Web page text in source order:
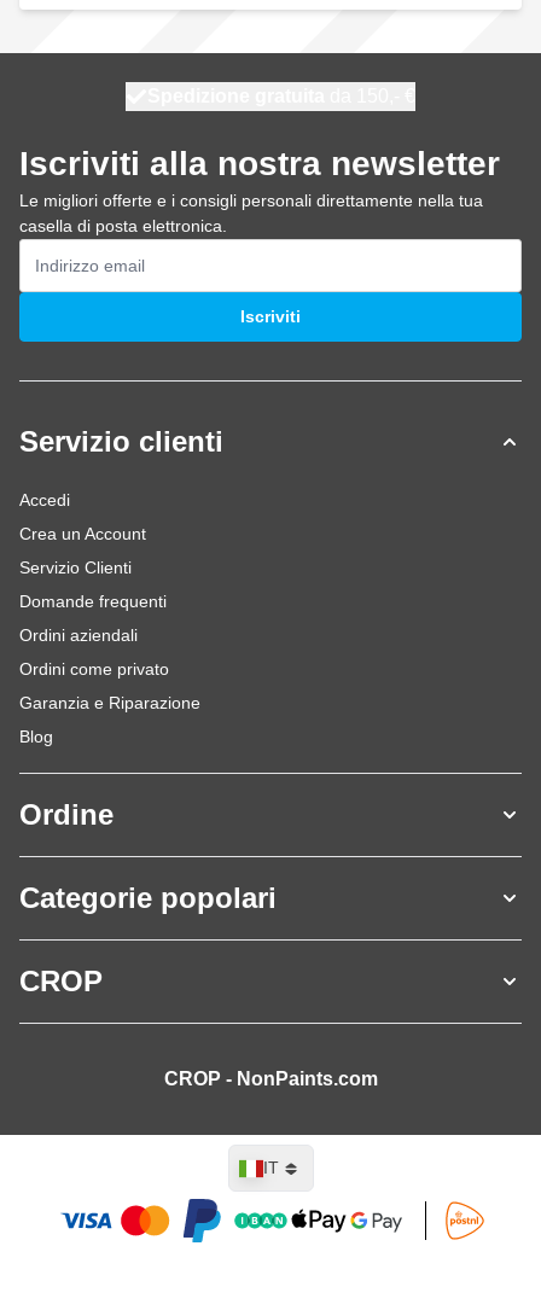
Iscriviti alla nostra newsletter
Le migliori offerte e i consigli personali direttamente nella tua
casella di posta elettronica.
Indirizzo email
Iscriviti
Servizio clienti
Accedi
Crea un Account
Servizio Clienti
Domande frequenti
Ordini aziendali
Ordini come privato
Garanzia e Riparazione
Blog
Ordine
Categorie popolari
CROP
CROP - NonPaints.com
Lingua
IT